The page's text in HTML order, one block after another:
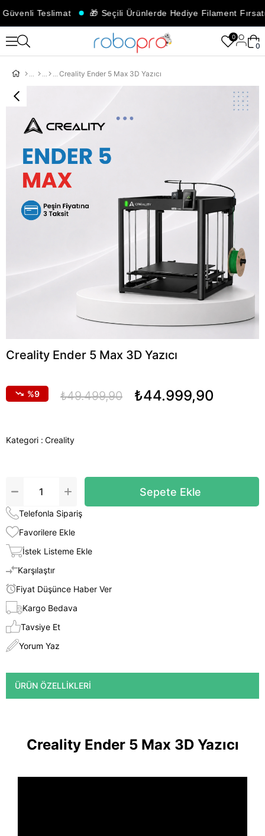
Teslimat 🎁 Seçili Ürünlerde Hediye Filament Fırsatı
0
0
Creality Ender 5 Max 3D Yazıcı
Creality Ender 5 Max 3D Yazıcı
9 ₺49.499,90 ₺44.999,90
Kategori : Creality
Telefonla Sipariş
Favorilere Ekle
İstek Listeme Ekle
Karşılaştır
Fiyat Düşünce Haber Ver
Kargo Bedava
Tavsiye Et
Yorum Yaz
ÜRÜN ÖZELLIKLERI
Creality Ender 5 Max 3D Yazıcı